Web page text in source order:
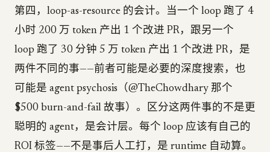
第四，loop-as-resource 的会计。当一个 loop 跑了 4
小时 200 万 token 产出 1 个改进 PR，跟另一个
loop 跑了 30 分钟 5 万 token 产出 1 个改进 PR，是
两件不同的事——前者可能是必要的深度搜索，也
可能是 agent psychosis（@TheChowdhary 那个
$500 burn-and-fail 故事）。区分这两件事的不是更
聪明的 agent，是会计层。每个 loop 应该有自己的
ROI 标签——不是事后人工打，是 runtime 自动算。